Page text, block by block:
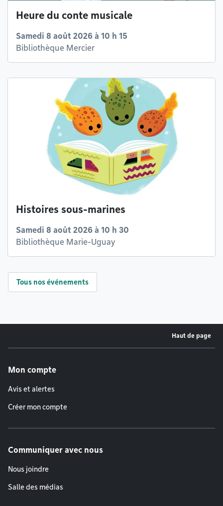
Heure du conte musicale
Samedi 8 août 2026 à 10 h 15
Bibliothèque Mercier
Histoires sous-marines
Samedi 8 août 2026 à 10 h 30
Bibliothèque Marie-Uguay
Tous nos événements
Haut de page
Mon compte
Avis et alertes
Créer mon compte
Communiquer avec nous
Nous joindre
Salle des médias